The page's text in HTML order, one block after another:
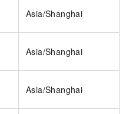
Asia/Shanghai
Asia/Shanghai
Asia/Shanghai